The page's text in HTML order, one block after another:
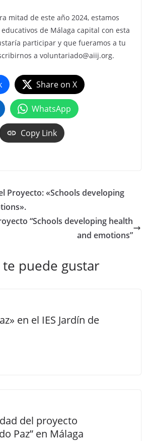
mitad de este año 2024, estamos
de Málaga capital con esta
participar y que fueramos a tu
a voluntariado@aiij.org.
Share on X
WhatsApp
Copy Link
Proyecto: «Schools developing
“Schools developing health
and emotions”
puede gustar
en el IES Jardín de
del proyecto
Paz” en Málaga